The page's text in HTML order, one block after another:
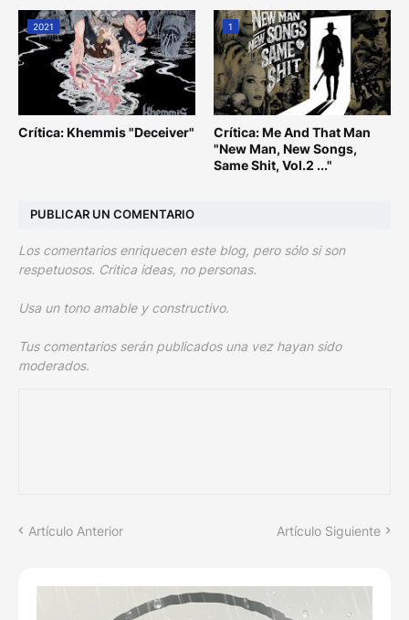
2021
Crítica: Khemmis "Deceiver"
1
Crítica: Me And That Man
"New Man, New Songs,
Same Shit, Vol.2 ..."
PUBLICAR UN COMENTARIO
Los comentarios enriquecen este blog, pero sólo si son
respetuosos. Critica ideas, no personas.
Usa un tono amable y constructivo.
Tus comentarios serán publicados una vez hayan sido
moderados.
Artículo Anterior Artículo Siguiente